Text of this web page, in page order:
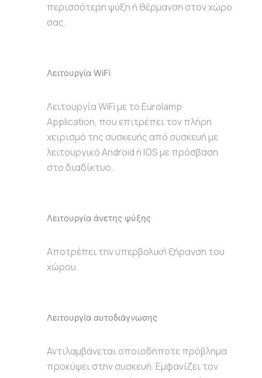
περισσότερη ψύξη ή θέρμανση στον χώρο
σας.
Λειτουργία WiFi
Λειτουργία WiFi με το Eurolamp
Application, που επιτρέπει τον πλήρη
χειρισμό της συσκευής από συσκευή με
λειτουργικό Android ή IOS με πρόσβαση
στο διαδίκτυο.
Λειτουργία άνετης ψύξης
Αποτρέπει την υπερβολική ξήρανση του
χώρου.
Λειτουργία αυτοδιάγνωσης
Αντιλαμβάνεται οποιοδήποτε πρόβλημα
προκύψει στην συσκευή. Εμφανίζει τον